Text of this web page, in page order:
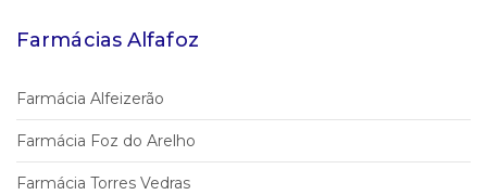
Farmácias Alfafoz
Farmácia Alfeizerão
Farmácia Foz do Arelho
Farmácia Torres Vedras